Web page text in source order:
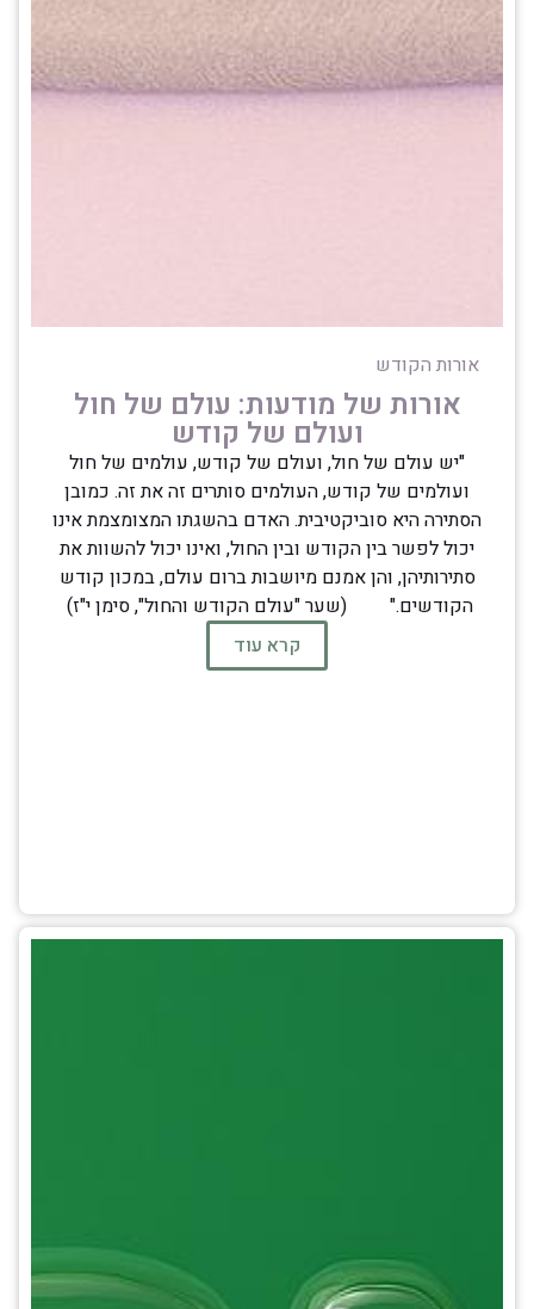
אורות הקודש
אורות של מודעות: עולם של חול
ועולם של קודש
"יש עולם של חול, ועולם של קודש, עולמים של חול
ועולמים של קודש, העולמים סותרים זה את זה. כמובן
הסתירה היא סוביקטיבית. האדם בהשגתו המצומצמת אינו
יכול לפשר בין הקודש ובין החול, ואינו יכול להשוות את
סתירותיהן, והן אמנם מיושבות ברום עולם, במכון קודש
הקודשים." (שער "עולם הקודש והחול", סימן י"ז)
קרא עוד